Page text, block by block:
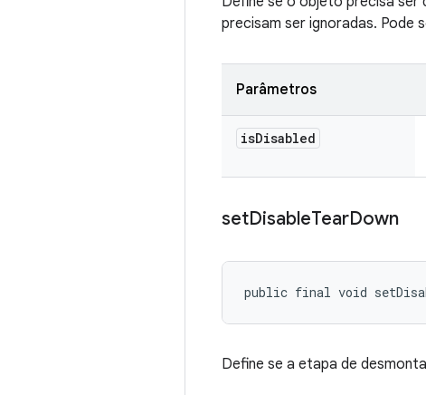
precisam ser ignoradas.
Parâmetros
isDisabled
setDisableTearDown
public final void
Define se a etapa de